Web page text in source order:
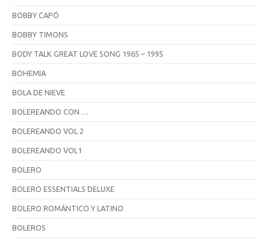
BOBBY CAPÓ
BOBBY TIMONS
BODY TALK GREAT LOVE SONG 1965 – 1995
BOHEMIA
BOLA DE NIEVE
BOLEREANDO CON …
BOLEREANDO VOL 2
BOLEREANDO VOL1
BOLERO
BOLERO ESSENTIALS DELUXE
BOLERO ROMÁNTICO Y LATINO
BOLEROS